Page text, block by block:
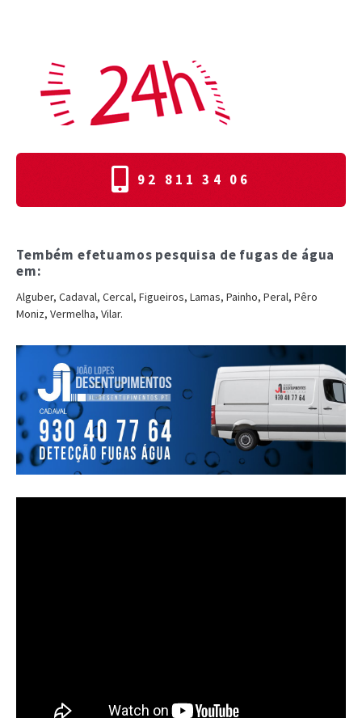
92 811 34 06
Tembém efetuamos pesquisa de fugas de água
em:
Alguber, Cadaval, Cercal, Figueiros, Lamas, Painho, Peral, Pêro
Moniz, Vermelha, Vilar.